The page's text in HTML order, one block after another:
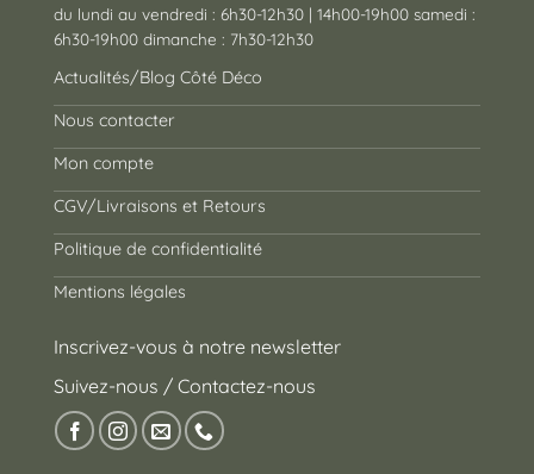
du lundi au vendredi : 6h30-12h30 | 14h00-19h00 samedi :
6h30-19h00 dimanche : 7h30-12h30
Actualités/Blog Côté Déco
Nous contacter
Mon compte
CGV/Livraisons et Retours
Politique de confidentialité
Mentions légales
Inscrivez-vous à notre newsletter
Suivez-nous / Contactez-nous